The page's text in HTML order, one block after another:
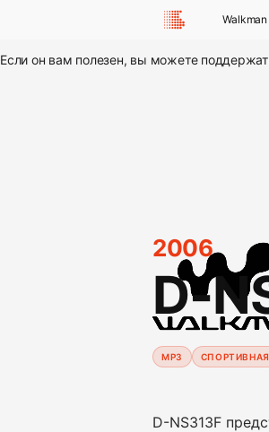
Walkman
Если он вам полезен, вы можете
2006
D-
MP3 СПОРТИВНАЯ
D-NS313F